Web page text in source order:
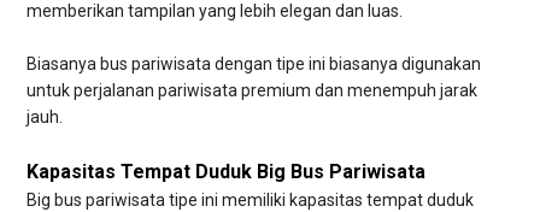
memberikan tampilan yang lebih elegan dan luas.
Biasanya bus pariwisata dengan tipe ini biasanya digunakan
untuk perjalanan pariwisata premium dan menempuh jarak
jauh.
Kapasitas Tempat Duduk Big Bus Pariwisata
Big bus pariwisata tipe ini memiliki kapasitas tempat duduk